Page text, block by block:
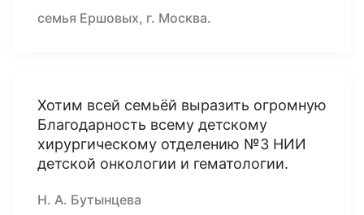
семья Ершовых, г. Москва.
Хотим всей семьёй выразить огромную
Благодарность всему детскому
хирургическому отделению №3 НИИ
детской онкологии и гематологии.
Н. А. Бутынцева